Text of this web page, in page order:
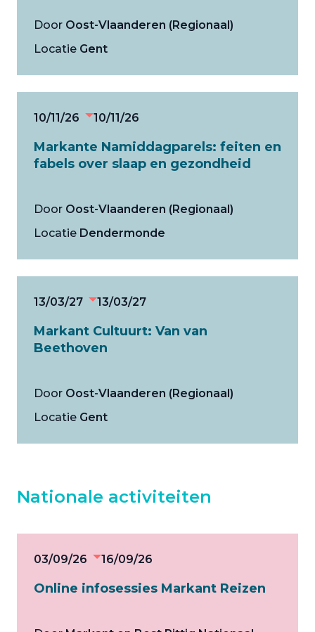
Door Oost-Vlaanderen (Regionaal)
Locatie Gent
10/11/26 10/11/26
Markante Namiddagparels: feiten en
fabels over slaap en gezondheid
Door Oost-Vlaanderen (Regionaal)
Locatie Dendermonde
13/03/27 13/03/27
Markant Cultuurt: Van van
Beethoven
Door Oost-Vlaanderen (Regionaal)
Locatie Gent
Nationale activiteiten
03/09/26 16/09/26
Online infosessies Markant Reizen